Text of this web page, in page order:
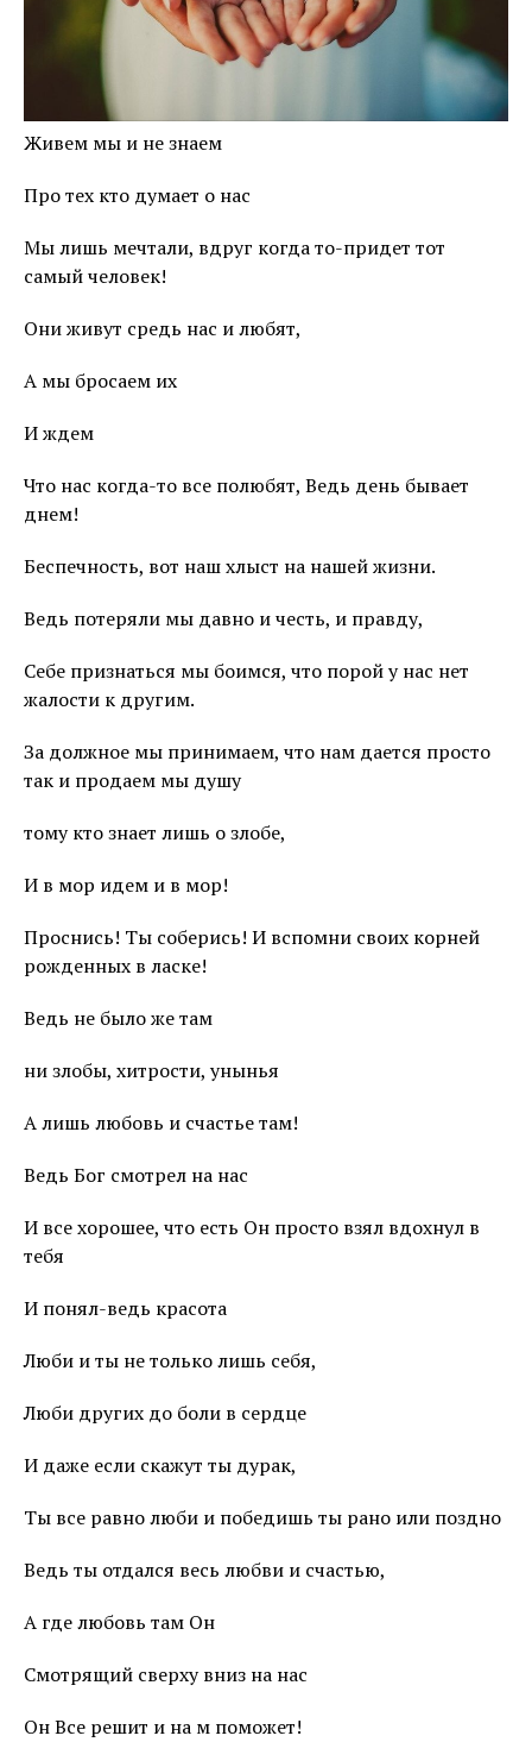
Живем мы и не знаем
Про тех кто думает о нас
Мы лишь мечтали, вдруг когда то-придет тот
самый человек!
Они живут средь нас и любят,
А мы бросаем их
И ждем
Что нас когда-то все полюбят, Ведь день бывает
днем!
Беспечность, вот наш хлыст на нашей жизни.
Ведь потеряли мы давно и честь, и правду,
Себе признаться мы боимся, что порой у нас нет
жалости к другим.
За должное мы принимаем, что нам дается просто
так и продаем мы душу
тому кто знает лишь о злобе,
И в мор идем и в мор!
Проснись! Ты соберись! И вспомни своих корней
рожденных в ласке!
Ведь не было же там
ни злобы, хитрости, унынья
А лишь любовь и счастье там!
Ведь Бог смотрел на нас
И все хорошее, что есть Он просто взял вдохнул в
тебя
И понял-ведь красота
Люби и ты не только лишь себя,
Люби других до боли в сердце
И даже если скажут ты дурак,
Ты все равно люби и победишь ты рано или поздно
Ведь ты отдался весь любви и счастью,
А где любовь там Он
Смотрящий сверху вниз на нас
Он Все решит и на м поможет!